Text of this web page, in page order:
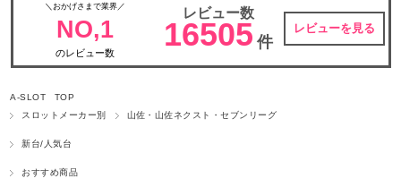
＼おかげさまで業界／
NO,1
のレビュー数
レビュー数
16505 件
レビューを見る
A-SLOT TOP
スロットメーカー別
山佐・山佐ネクスト・セブンリーグ
新台/人気台
おすすめ商品